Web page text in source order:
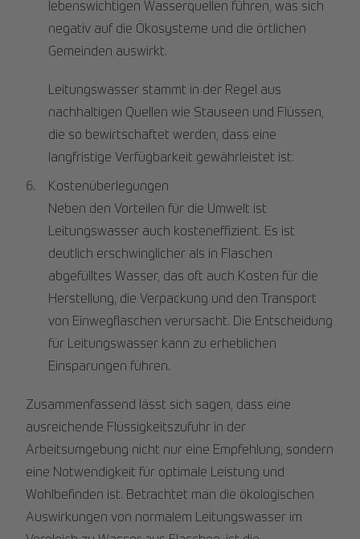
lebenswichtigen Wasserquellen führen, was sich
negativ auf die Ökosysteme und die örtlichen
Gemeinden auswirkt.
Leitungswasser stammt in der Regel aus
nachhaltigen Quellen wie Stauseen und Flüssen,
die so bewirtschaftet werden, dass eine
langfristige Verfügbarkeit gewährleistet ist.
Kostenüberlegungen
Neben den Vorteilen für die Umwelt ist
Leitungswasser auch kosteneffizient. Es ist
deutlich erschwinglicher als in Flaschen
abgefülltes Wasser, das oft auch Kosten für die
Herstellung, die Verpackung und den Transport
von Einwegflaschen verursacht. Die Entscheidung
für Leitungswasser kann zu erheblichen
Einsparungen führen.
Zusammenfassend lässt sich sagen, dass eine
ausreichende Flüssigkeitszufuhr in der
Arbeitsumgebung nicht nur eine Empfehlung, sondern
eine Notwendigkeit für optimale Leistung und
Wohlbefinden ist. Betrachtet man die ökologischen
Auswirkungen von normalem Leitungswasser im